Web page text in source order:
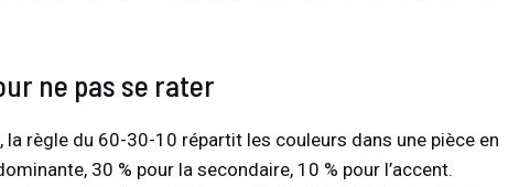
ne pas se rater
règle du 60-30-10 répartit les couleurs dans une pièce en
30 % pour la secondaire, 10 % pour l’accent.